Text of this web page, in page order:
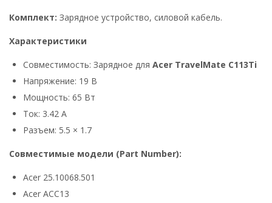
Комплект: Зарядное устройство, силовой кабель.
Характеристики
Совместимость: Зарядное для Acer TravelMate C113Ti
Напряжение: 19 В
Мощность: 65 Вт
Ток: 3.42 А
Разъем: 5.5 × 1.7
Совместимые модели (Part Number):
Acer 25.10068.501
Acer ACC13